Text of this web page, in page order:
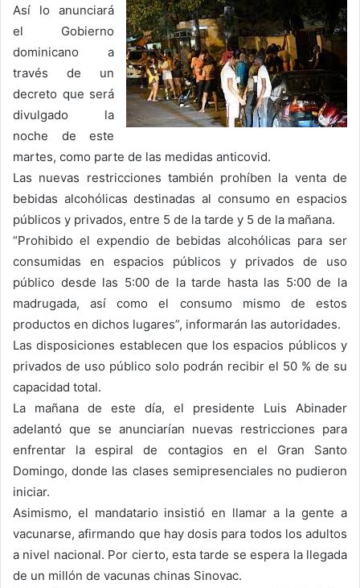
Así lo anunciará
el Gobierno
dominicano a
través de un
decreto que será
divulgado la
noche de este
martes, como parte de las medidas anticovid.
Las nuevas restricciones también prohíben la venta de
bebidas alcohólicas destinadas al consumo en espacios
públicos y privados, entre 5 de la tarde y 5 de la mañana.
“Prohibido el expendio de bebidas alcohólicas para ser
consumidas en espacios públicos y privados de uso
público desde las 5:00 de la tarde hasta las 5:00 de la
madrugada, así como el consumo mismo de estos
productos en dichos lugares”, informarán las autoridades.
Las disposiciones establecen que los espacios públicos y
privados de uso público solo podrán recibir el 50 % de su
capacidad total.
La mañana de este día, el presidente Luis Abinader
adelantó que se anunciarían nuevas restricciones para
enfrentar la espiral de contagios en el Gran Santo
Domingo, donde las clases semipresenciales no pudieron
iniciar.
Asimismo, el mandatario insistió en llamar a la gente a
vacunarse, afirmando que hay dosis para todos los adultos
a nivel nacional. Por cierto, esta tarde se espera la llegada
de un millón de vacunas chinas Sinovac.